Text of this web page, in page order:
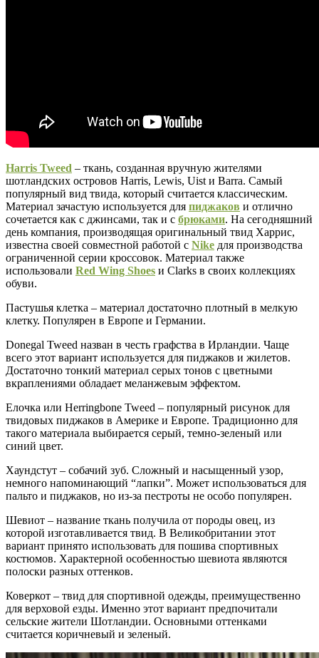
Harris Tweed – ткань, созданная вручную жителями
шотландских островов Harris, Lewis, Uist и Barra. Самый
популярный вид твида, который считается классическим.
Материал зачастую используется для пиджаков и отлично
сочетается как с джинсами, так и с брюками. На сегодняшний
день компания, производящая оригинальный твид Харрис,
известна своей совместной работой с Nike для производства
ограниченной серии кроссовок. Материал также
использовали Red Wing Shoes и Clarks в своих коллекциях
обуви.
Пастушья клетка – материал достаточно плотный в мелкую
клетку. Популярен в Европе и Германии.
Donegal Tweed назван в честь графства в Ирландии. Чаще
всего этот вариант используется для пиджаков и жилетов.
Достаточно тонкий материал серых тонов с цветными
вкраплениями обладает меланжевым эффектом.
Елочка или Herringbone Tweed – популярный рисунок для
твидовых пиджаков в Америке и Европе. Традиционно для
такого материала выбирается серый, темно-зеленый или
синий цвет.
Хаундстут – собачий зуб. Сложный и насыщенный узор,
немного напоминающий “лапки”. Может использоваться для
пальто и пиджаков, но из-за пестроты не особо популярен.
Шевиот – название ткань получила от породы овец, из
которой изготавливается твид. В Великобритании этот
вариант принято использовать для пошива спортивных
костюмов. Характерной особенностью шевиота являются
полоски разных оттенков.
Коверкот – твид для спортивной одежды, преимущественно
для верховой езды. Именно этот вариант предпочитали
сельские жители Шотландии. Основными оттенками
считается коричневый и зеленый.